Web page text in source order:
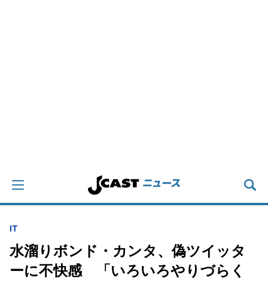
IT
水溜りボンド・カンタ、偽ツイッタ
ーに不快感 「いろいろやりづらく